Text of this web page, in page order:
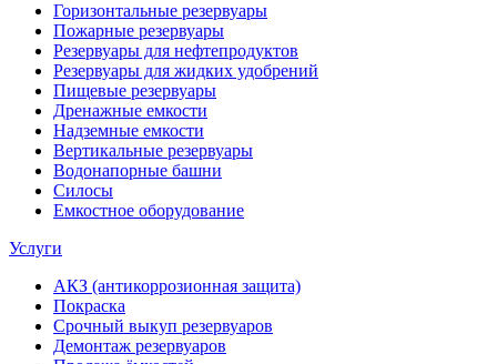
Горизонтальные резервуары
Пожарные резервуары
Резервуары для нефтепродуктов
Резервуары для жидких удобрений
Пищевые резервуары
Дренажные емкости
Надземные емкости
Вертикальные резервуары
Водонапорные башни
Силосы
Емкостное оборудование
Услуги
АКЗ (антикоррозионная защита)
Покраска
Срочный выкуп резервуаров
Демонтаж резервуаров